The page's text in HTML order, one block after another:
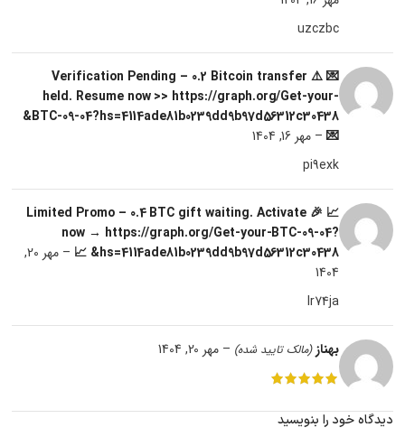
uzczbc
💌 ⚠️ Verification Pending – 0.2 Bitcoin transfer
held. Resume now >> https://graph.org/Get-your-
BTC-09-04?hs=4114ade81b0239dd9b97d56312c30438&
💌
– مهر 16, 1404
pi9exk
📈 🎉 Limited Promo – 0.4 BTC gift waiting. Activate
now → https://graph.org/Get-your-BTC-09-04?
hs=4114ade81b0239dd9b97d56312c30438& 📈
–
مهر 20,
1404
lr74ja
بهناز(مالک تایید شده) – مهر 20, 1404
دیدگاه خود را بنویسید